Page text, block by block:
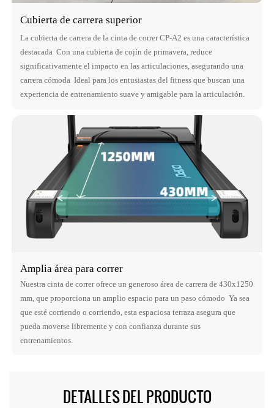
Cubierta de carrera superior
La cubierta de carrera de la cinta de correr CP-A2 es una característica
destacada Con una cubierta de cojín de primavera, reduce
significativamente el impacto en las articulaciones, asegurando una
carrera cómoda Ideal para los entusiastas del fitness que buscan una
experiencia de entrenamiento suave y amigable para la articulación.
Amplia área para correr
Nuestra cinta de correr ofrece un generoso área de carrera de 430x1250
mm, que proporciona un amplio espacio para un paso cómodo Ya sea
que esté corriendo o corriendo, esta espaciosa terraza asegura que
pueda moverse libremente y con confianza durante sus
entrenamientos.
DETALLES DEL PRODUCTO